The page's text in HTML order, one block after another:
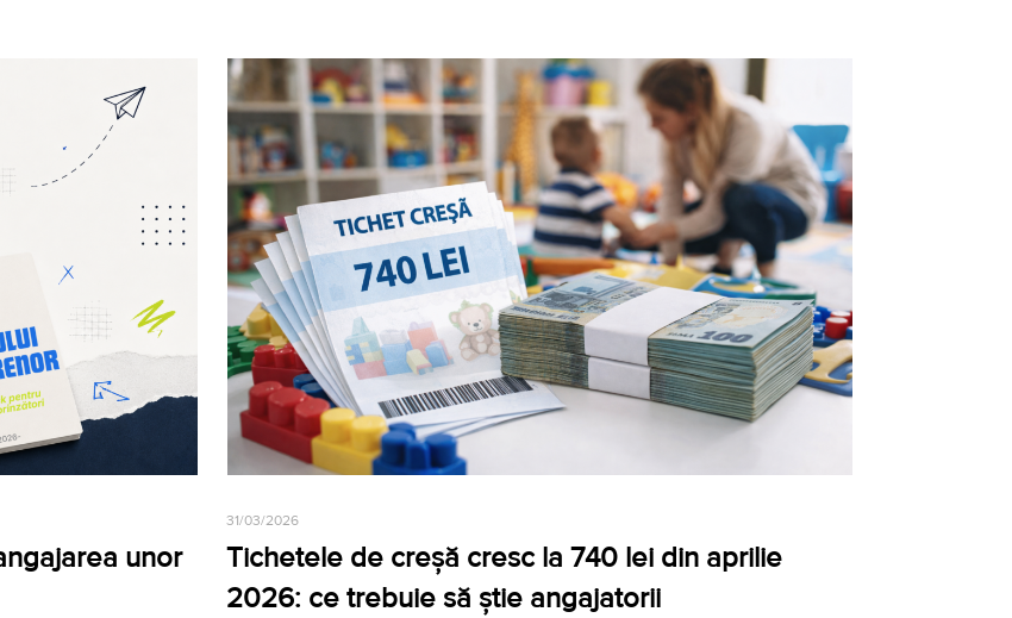
unor
31/03/2026
Tichetele de creșă cresc la 740 lei din aprilie
2026: ce trebuie să știe angajatorii